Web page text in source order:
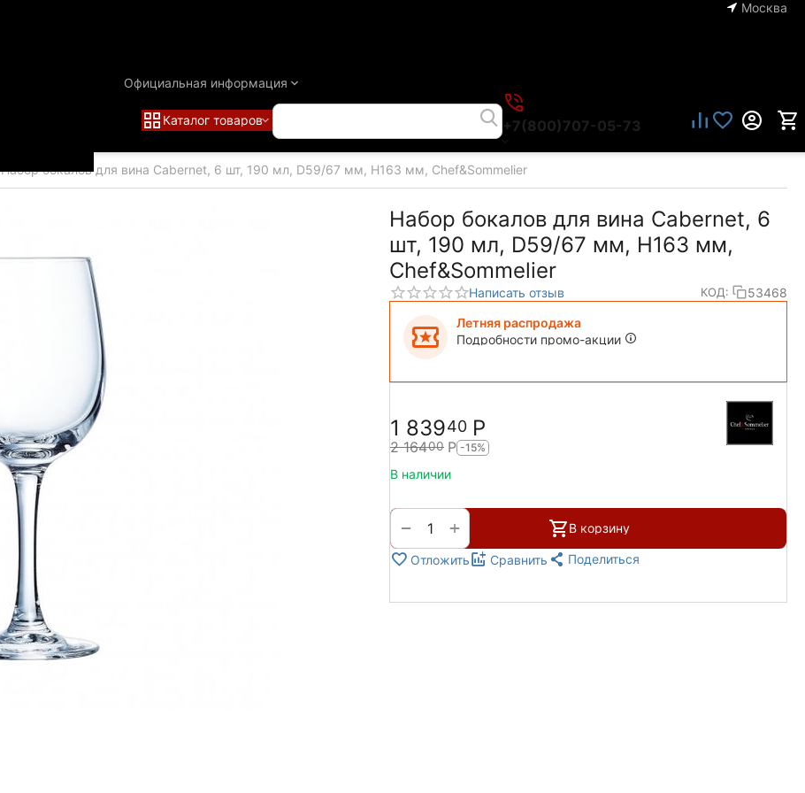
Москва
Официальная информация
Каталог товаров +7(800)707-05-73
Набор бокалов для вина Cabernet, 6 шт, 190 мл, D59/67 мм, H163 мм, Chef&Sommelier
Набор бокалов для вина Cabernet, 6
шт, 190 мл, D59/67 мм, H163 мм,
Chef&Sommelier
Написать отзыв КОД: 53468
Летняя распродажа
Подробности промо-акции
1 83940 Р
2 16400 Р -15%
В наличии
+
− В корзину
Отложить Сравнить Поделиться